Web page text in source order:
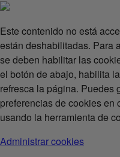
Este contenido no está
están deshabilitadas. Para
se deben habilitar las
el botón de abajo, habilita
refresca la página. Puedes
preferencias de cookies en
usando la herramienta de
Administrar cookies